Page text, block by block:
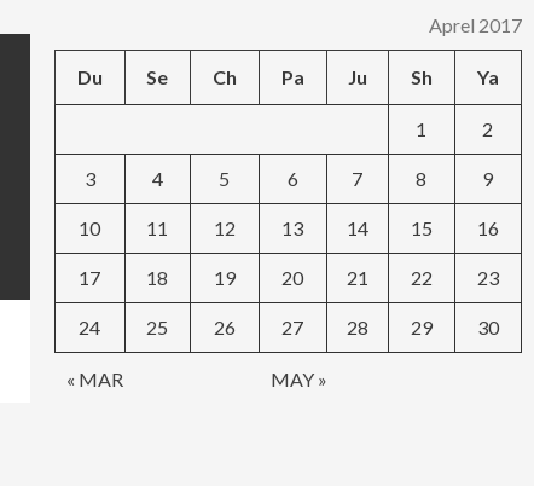
Aprel 2017
Du Se Ch Pa Ju Sh Ya
« MAR MAY »
1 2
3 4 5 6 7 8 9
10 11 12 13 14 15 16
17 18 19 20 21 22 23
24 25 26 27 28 29 30